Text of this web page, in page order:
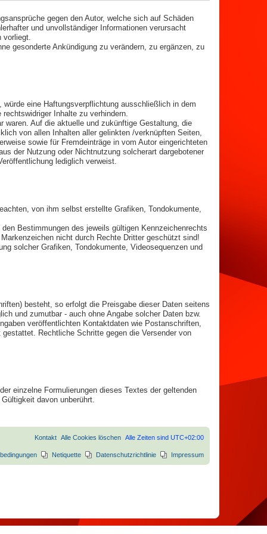
gegen den Autor, welche sich auf Schäden
und unvollständiger Informationen verursacht
vorliegt.
gesonderte Ankündigung zu verändern, zu ergänzen, zu
eine Haftungsverpflichtung ausschließlich in dem
Inhalte zu verhindern.
waren. Auf die aktuelle und zukünftige Gestaltung, die
von allen Inhalten aller gelinkten /verknüpften Seiten,
sowie für Fremdeinträge in vom Autor eingerichteten
der Nutzung oder Nichtnutzung solcherart dargebotener
lediglich verweist.
von ihm selbst erstellte Grafiken, Tondokumente,
Bestimmungen des jeweils gültigen Kennzeichenrechts
nicht durch Rechte Dritter geschützt sind!
solcher Grafiken, Tondokumente, Videosequenzen und
besteht, so erfolgt die Preisgabe dieser Daten seitens
und zumutbar - auch ohne Angabe solcher Daten bzw.
veröffentlichten Kontaktdaten wie Postanschriften,
Rechtliche Schritte gegen die Versender von
einzelne Formulierungen dieses Textes der geltenden
davon unberührt.
Alle Zeiten sind UTC+02:00
Alle Cookies löschen
Kontakt
Impressum
Datenschutzrichtlinie
Netiquette